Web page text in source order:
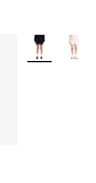
Plus de couleurs